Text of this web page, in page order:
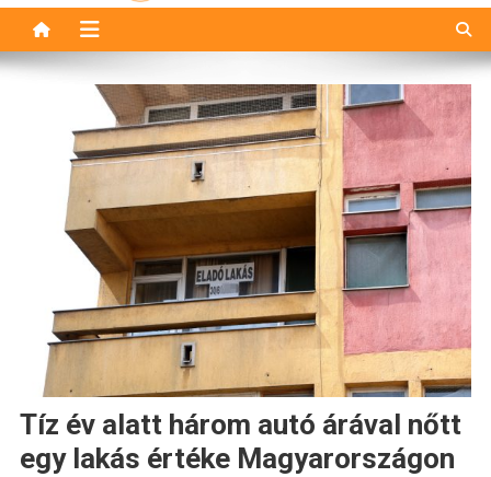
Tíz év alatt három autó árával nőtt
egy lakás értéke Magyarországon